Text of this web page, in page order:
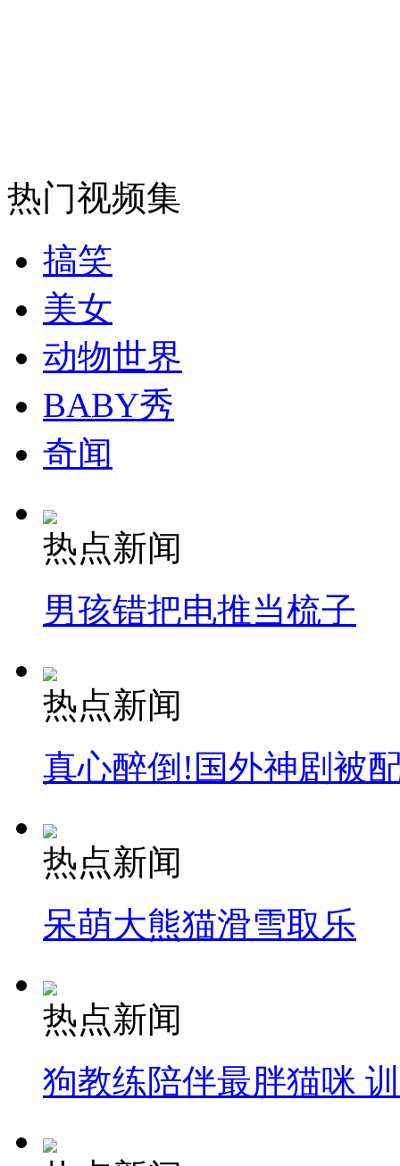
纽约上演“枕头大战”
热门视频集
搞笑
美女
动物世界
BABY秀
奇闻
热点新闻
男孩错把电推当梳子
热点新闻
真心醉倒!国外神剧被
热点新闻
呆萌大熊猫滑雪取乐
热点新闻
狗教练陪伴最胖猫咪